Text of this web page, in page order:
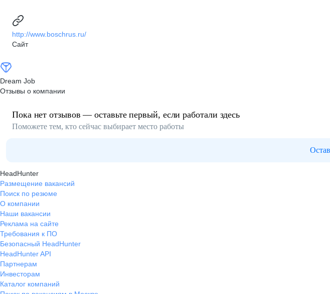
http://www.boschrus.ru/
Сайт
Dream Job
Отзывы о компании
Пока нет отзывов — оставьте первый, если работали здесь
Поможете тем, кто сейчас выбирает место работы
HeadHunter
Размещение вакансий
Поиск по резюме
О компании
Наши вакансии
Реклама на сайте
Требования к ПО
Безопасный HeadHunter
HeadHunter API
Партнерам
Инвесторам
Каталог компаний